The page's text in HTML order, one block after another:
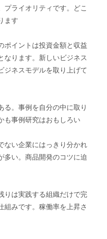
ライオリティです。どこ
ます
ポイントは投資金額と収益
なります。新しいビジネス
ジネスモデルを取り上げて
。事例を自分の中に取り
も事例研究はおもしろい
ない企業にはっきり分かれ
多い。商品開発のコツに迫
りは実践する組織だけで完
組みです。稼働率を上昇さ